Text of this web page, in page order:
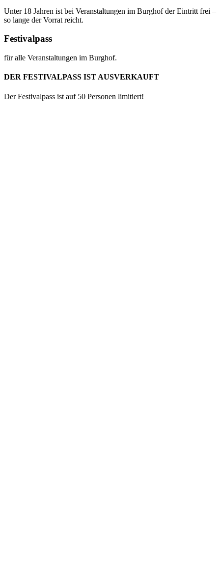
Unter 18 Jahren ist bei Veranstaltungen im Burghof der Eintritt frei –
so lange der Vorrat reicht.
Festivalpass
für alle Veranstaltungen im Burghof.
DER FESTIVALPASS IST AUSVERKAUFT
Der Festivalpass ist auf 50 Personen limitiert!